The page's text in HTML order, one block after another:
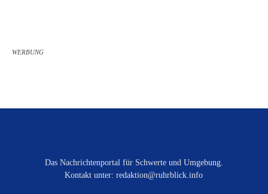
WERBUNG
Das Nachrichtenportal für Schwerte und Umgebung.
Kontakt unter: redaktion@ruhrblick.info